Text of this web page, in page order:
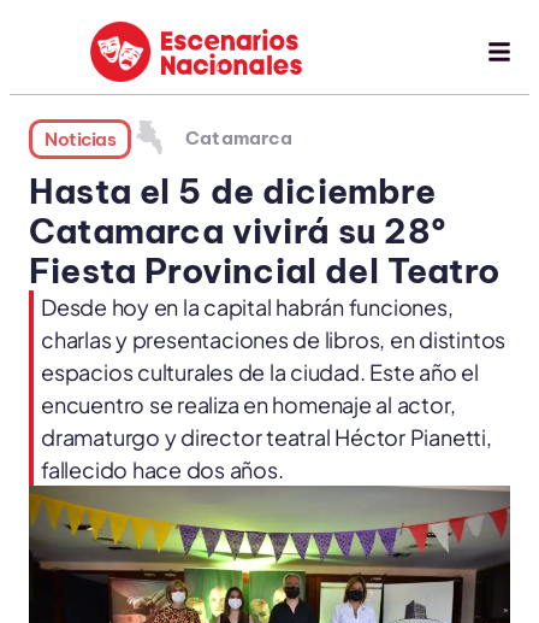
Noticias Catamarca
Hasta el 5 de diciembre
Catamarca vivirá su 28º
Fiesta Provincial del Teatro
Desde hoy en la capital habrán funciones,
charlas y presentaciones de libros, en distintos
espacios culturales de la ciudad. Este año el
encuentro se realiza en homenaje al actor,
dramaturgo y director teatral Héctor Pianetti,
fallecido hace dos años.